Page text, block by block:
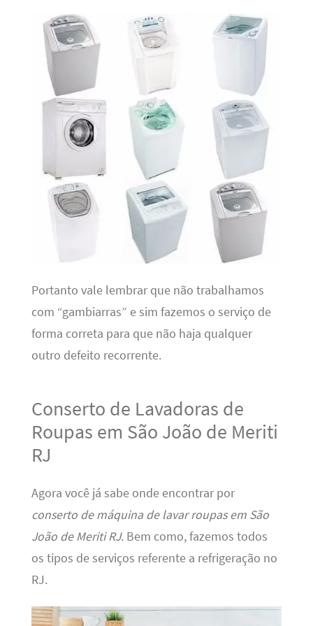
Portanto vale lembrar que não trabalhamos
com “gambiarras” e sim fazemos o serviço de
forma correta para que não haja qualquer
outro defeito recorrente.
Conserto de Lavadoras de
Roupas em São João de Meriti
RJ
Agora você já sabe onde encontrar por
conserto de máquina de lavar roupas em São
João de Meriti RJ. Bem como, fazemos todos
os tipos de serviços referente a refrigeração no
RJ.